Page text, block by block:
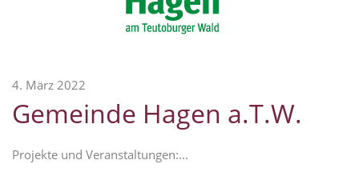
4. März 2022
Gemeinde Hagen a.T.W.
Projekte und Veranstaltungen:...